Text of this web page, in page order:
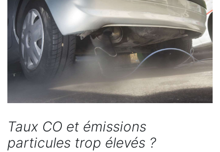
Taux CO et émissions
particules trop élevés ?